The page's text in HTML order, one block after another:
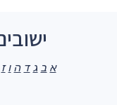
א ב ג ד ה ו ז